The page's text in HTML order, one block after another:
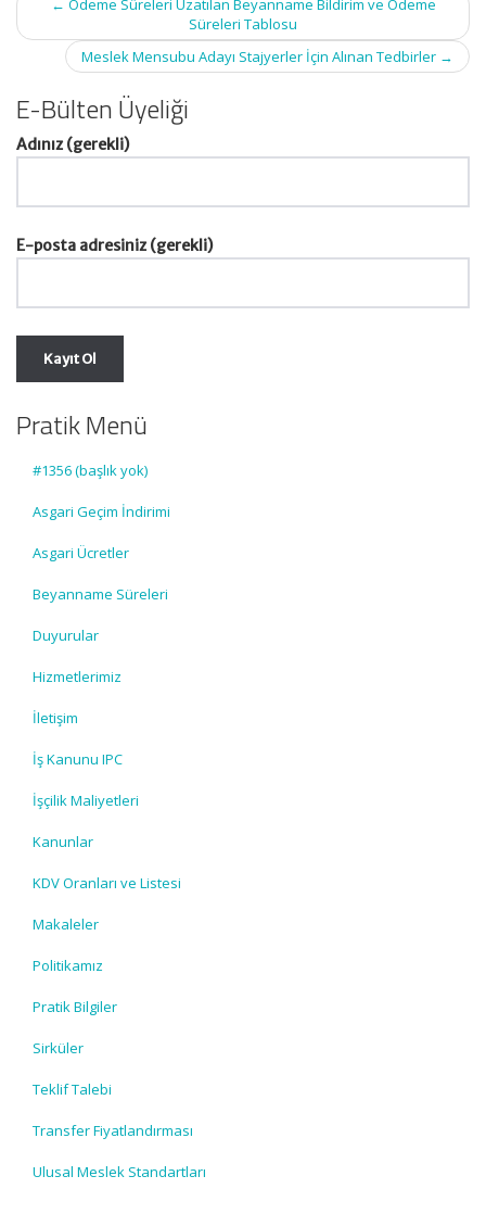
navigation
← Ödeme Süreleri Uzatılan Beyanname Bildirim ve Ödeme
Süreleri Tablosu
Meslek Mensubu Adayı Stajyerler İçin Alınan Tedbirler →
E-Bülten Üyeliği
Adınız (gerekli)
E-posta adresiniz (gerekli)
Pratik Menü
#1356 (başlık yok)
Asgari Geçim İndirimi
Asgari Ücretler
Beyanname Süreleri
Duyurular
Hizmetlerimiz
İletişim
İş Kanunu IPC
İşçilik Maliyetleri
Kanunlar
KDV Oranları ve Listesi
Makaleler
Politikamız
Pratik Bilgiler
Sirküler
Teklif Talebi
Transfer Fiyatlandırması
Ulusal Meslek Standartları